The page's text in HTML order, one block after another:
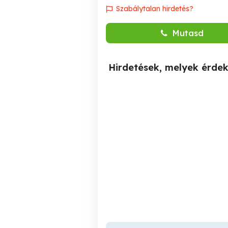
Szabálytalan hirdetés?
Mutasd
Hirdetések, melyek